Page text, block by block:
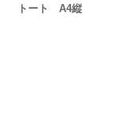
トート A4縦